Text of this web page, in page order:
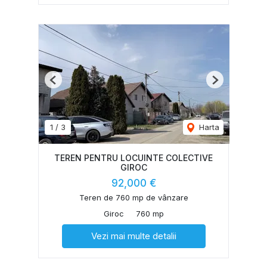
1 / 3 Harta
Previous Next
TEREN PENTRU LOCUINTE COLECTIVE
GIROC
92,000 €
Teren de 760 mp de vânzare
Giroc
760 mp
Vezi mai multe detalii